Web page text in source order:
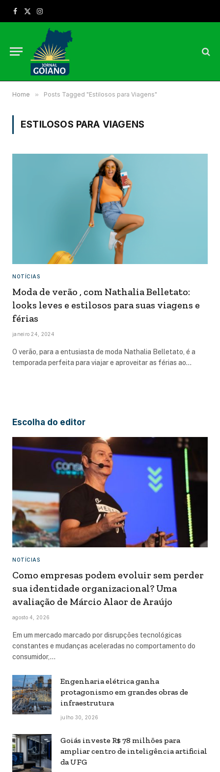
Facebook
X
Instagram
Home » Posts Tagged "Estilosos para Viagens"
ESTILOSOS PARA VIAGENS
NOTÍCIAS
Moda de verão , com Nathalia Belletato:
looks leves e estilosos para suas viagens e
férias
janeiro 24, 2024
O verão, para a entusiasta de moda Nathalia Belletato, é a
temporada perfeita para viajar e aproveitar as férias ao…
Escolha do editor
NOTÍCIAS
Como empresas podem evoluir sem perder
sua identidade organizacional? Uma
avaliação de Márcio Alaor de Araújo
agosto 4, 2026
Em um mercado marcado por disrupções tecnológicas
constantes e mudanças aceleradas no comportamento do
consumidor,…
Engenharia elétrica ganha
protagonismo em grandes obras de
infraestrutura
julho 30, 2026
Goiás investe R$ 78 milhões para
ampliar centro de inteligência artificial
da UFG